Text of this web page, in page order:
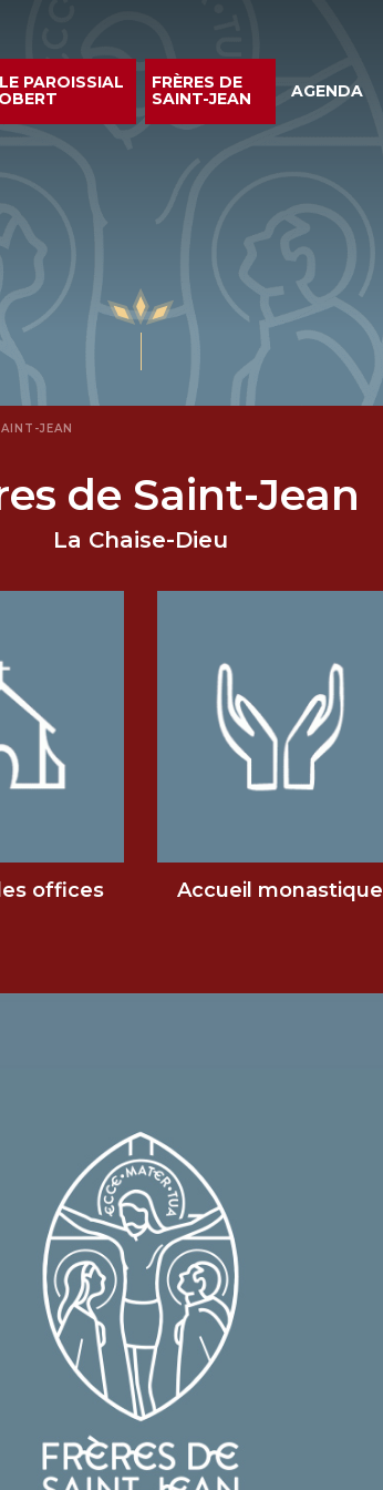
PAROISSIAL
FRÈRES DE
SAINT-JEAN
AGENDA
JEAN
de Saint-Jean
La Chaise-Dieu
offices Accueil monastique